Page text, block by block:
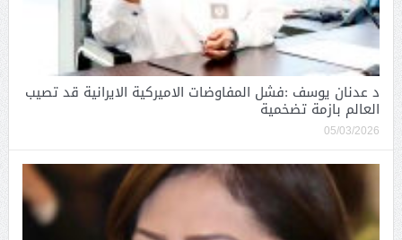
د عدنان يوسف :فشل المفاوضات الاميركية الايرانية قد تصيب
العالم بازمة تضخمية
05/03/2026